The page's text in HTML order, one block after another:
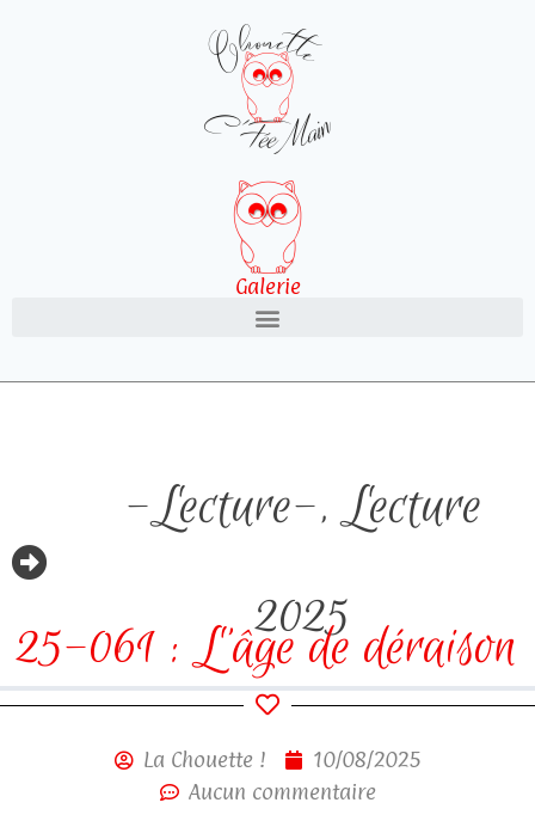
Galerie
-Lecture-,Lecture
2025
25-061 : L’âge de déraison
La Chouette !
10/08/2025
Aucun commentaire